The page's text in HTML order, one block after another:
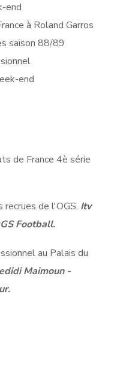
end
à Roland Garros
saison 88/89
end
de France 4è série
de l'OGS. Itv
Football.
au Palais du
Maimoun -